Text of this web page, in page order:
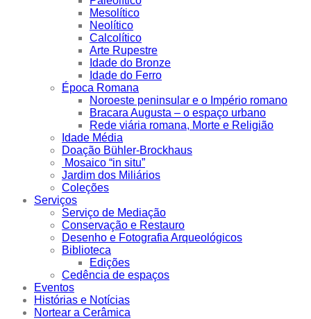
Mesolítico
Neolítico
Calcolítico
Arte Rupestre
Idade do Bronze
Idade do Ferro
Época Romana
Noroeste peninsular e o Império romano
Bracara Augusta – o espaço urbano
Rede viária romana, Morte e Religião
Idade Média
Doação Bühler-Brockhaus
Mosaico “in situ”
Jardim dos Miliários
Coleções
Serviços
Serviço de Mediação
Conservação e Restauro
Desenho e Fotografia Arqueológicos
Biblioteca
Edições
Cedência de espaços
Eventos
Histórias e Notícias
Nortear a Cerâmica